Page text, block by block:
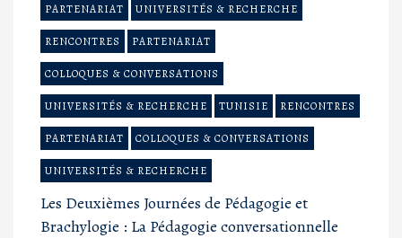
PARTENARIAT UNIVERSITÉS & RECHERCHE
RENCONTRES PARTENARIAT
COLLOQUES & CONVERSATIONS
UNIVERSITÉS & RECHERCHE TUNISIE RENCONTRES
PARTENARIAT COLLOQUES & CONVERSATIONS
UNIVERSITÉS & RECHERCHE
Les Deuxièmes Journées de Pédagogie et
Brachylogie : La Pédagogie conversationnelle